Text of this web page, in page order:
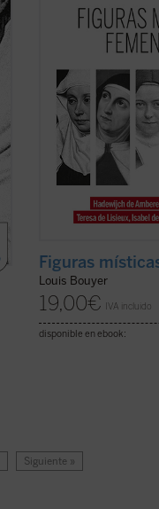
personalidades
impulsan un
necesario para la
Figuras
Louis Bouyer
19,00€ IVA incluido
disponible en ebook:
Siguiente »